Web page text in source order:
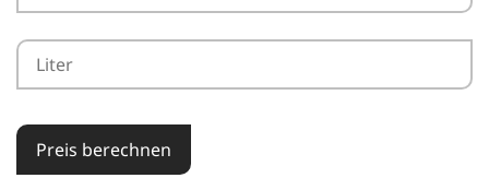
Preis berechnen